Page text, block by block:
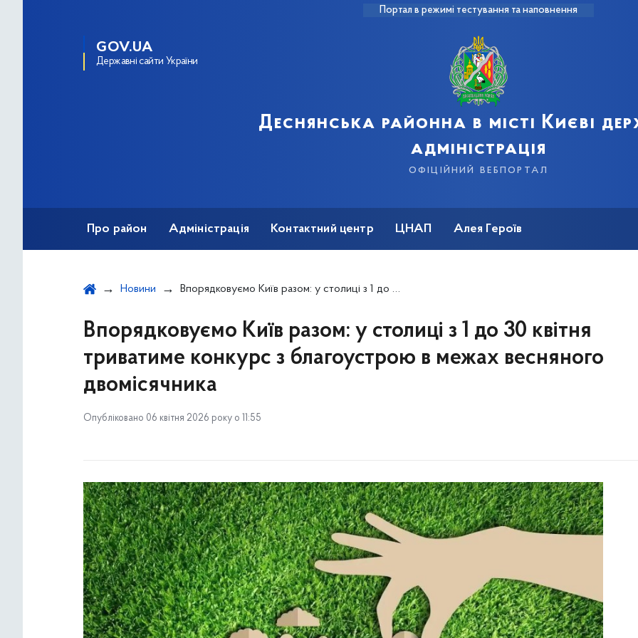
Портал в режимі тестування та наповнення
GOV.UA
Державні сайти України
Деснянська районна в місті Києві
адміністрація
офіційний вебпортал
Про район Адміністрація Контактний центр ЦНАП Алея Героїв
Новини Впорядковуємо Київ разом: у столиці з 1 до 30 квітня триватиме конкурс з благоустрою в межах весняного двомісячника
Впорядковуємо Київ разом: у столиці з 1 до 30 квітня
триватиме конкурс з благоустрою в межах весняного
двомісячника
Опубліковано 06 квітня 2026 року о 11:55